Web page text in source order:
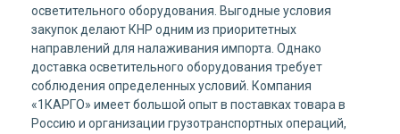
осветительного оборудования. Выгодные условия
закупок делают КНР одним из приоритетных
направлений для налаживания импорта. Однако
доставка осветительного оборудования требует
соблюдения определенных условий. Компания
«1КАРГО» имеет большой опыт в поставках товара в
Россию и организации грузотранспортных операций,